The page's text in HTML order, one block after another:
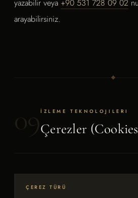
yazabilir veya +90 531 728 09 02
arayabilirsiniz.
09İZLEME TEKNOLOJILERI
Çerezler
ÇEREZ TÜRÜ